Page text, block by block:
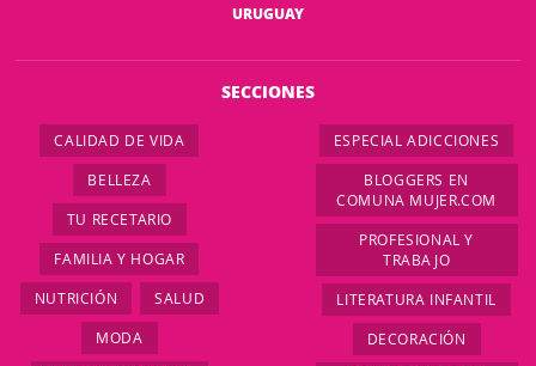
URUGUAY
SECCIONES
CALIDAD DE VIDA
BELLEZA
TU RECETARIO
FAMILIA Y HOGAR
NUTRICIÓN SALUD
MODA
ESPECIAL ADICCIONES
BLOGGERS EN
COMUNA MUJER.COM
PROFESIONAL Y
TRABAJO
LITERATURA INFANTIL
DECORACIÓN